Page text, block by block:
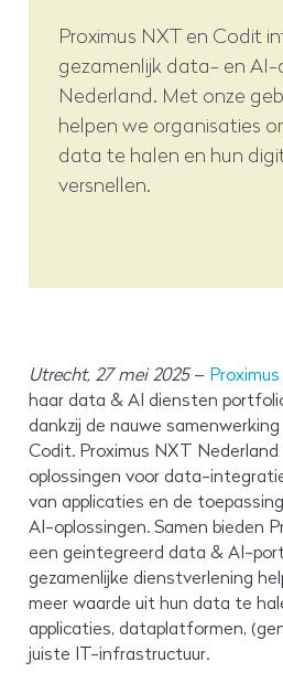
Proximus NXT en Codit
gezamenlijk data- en AI-
Nederland. Met onze
helpen we organisaties
data te halen en hun
versnellen.
Utrecht, 27 mei 2025–
haar data & AI diensten
dankzij de nauwe
Codit. Proximus NXT
oplossingen voor data-
van applicaties en de
AI-oplossingen. Samen bieden
een geintegreerd data & AI-
gezamenlijke dienstverlening
meer waarde uit hun data te
applicaties, dataplatformen,
juiste IT-infrastructuur.